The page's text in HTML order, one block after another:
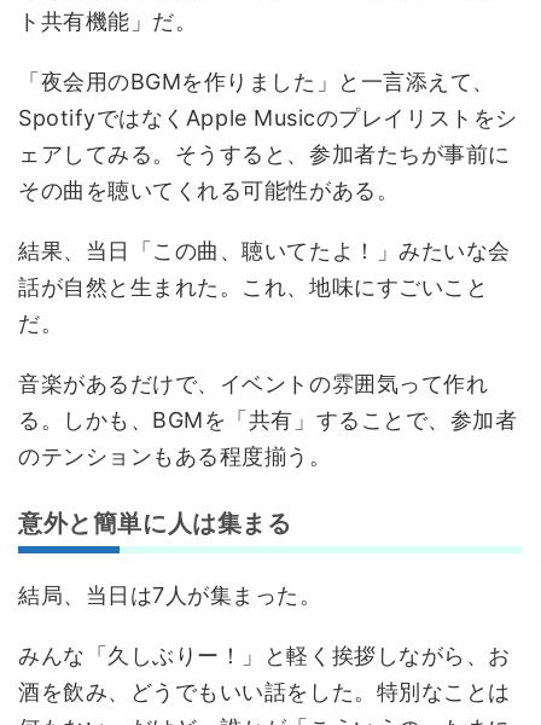
ト共有機能」だ。
「夜会用のBGMを作りました」と一言添えて、
SpotifyではなくApple Musicのプレイリストをシ
ェアしてみる。そうすると、参加者たちが事前に
その曲を聴いてくれる可能性がある。
結果、当日「この曲、聴いてたよ！」みたいな会
話が自然と生まれた。これ、地味にすごいこと
だ。
音楽があるだけで、イベントの雰囲気って作れ
る。しかも、BGMを「共有」することで、参加者
のテンションもある程度揃う。
意外と簡単に人は集まる
結局、当日は7人が集まった。
みんな「久しぶりー！」と軽く挨拶しながら、お
酒を飲み、どうでもいい話をした。特別なことは